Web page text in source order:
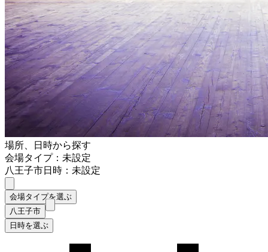
場所、日時から探す
会場タイプ：未設定
八王子市日時：未設定
会場タイプを選ぶ
八王子市
日時を選ぶ